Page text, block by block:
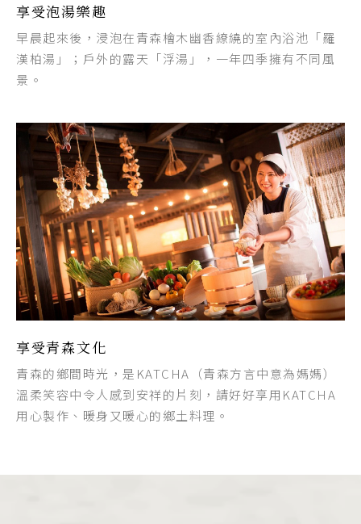
享受泡湯樂趣
早晨起來後，浸泡在青森檜木幽香繚繞的室內浴池「羅
漢柏湯」；戶外的露天「浮湯」，一年四季擁有不同風
景。
享受青森文化
青森的鄉間時光，是KATCHA（青森方言中意為媽媽）
溫柔笑容中令人感到安祥的片刻，請好好享用KATCHA
用心製作、暖身又暖心的鄉土料理。